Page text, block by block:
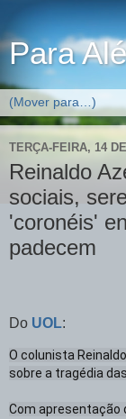
Para
TERÇA-FEIRA, 14
Reinaldo
sociais,
'coronéis'
padecem
Do UOL:
O colunista
sobre a tragédia
Com apresentação